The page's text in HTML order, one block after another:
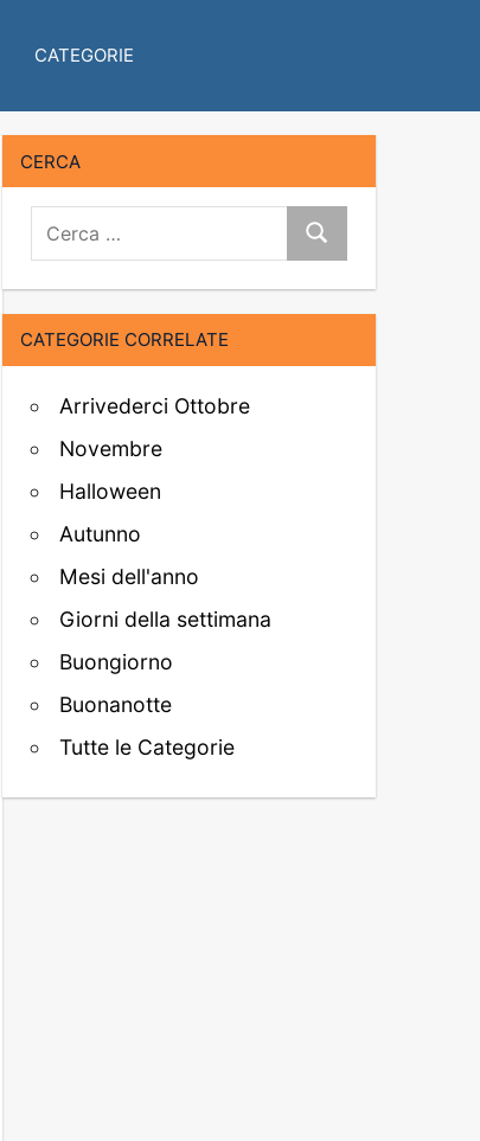
CATEGORIE
CERCA
Cerca:
Cerca
CATEGORIE CORRELATE
Arrivederci Ottobre
Novembre
Halloween
Autunno
Mesi dell'anno
Giorni della settimana
Buongiorno
Buonanotte
Tutte le Categorie